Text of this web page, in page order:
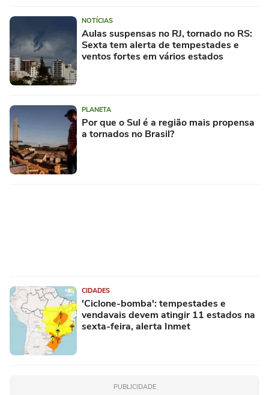
NOTÍCIAS
Aulas suspensas no RJ, tornado no RS:
Sexta tem alerta de tempestades e
ventos fortes em vários estados
PLANETA
Por que o Sul é a região mais propensa
a tornados no Brasil?
CIDADES
'Ciclone-bomba': tempestades e
vendavais devem atingir 11 estados na
sexta-feira, alerta Inmet
PUBLICIDADE